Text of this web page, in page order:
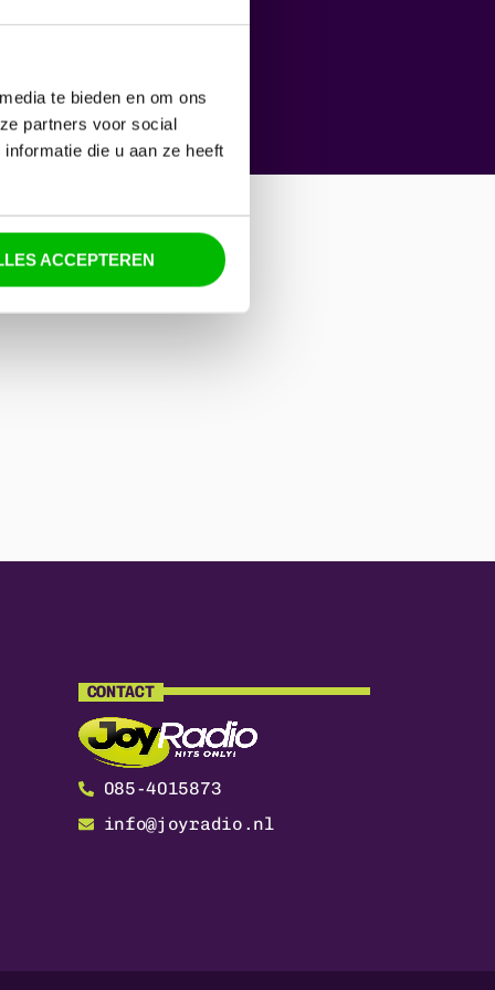
te bieden en om ons
partners voor social
die u aan ze heeft
ACCEPTEREN
CONTACT
085-4015873
info@joyradio.nl